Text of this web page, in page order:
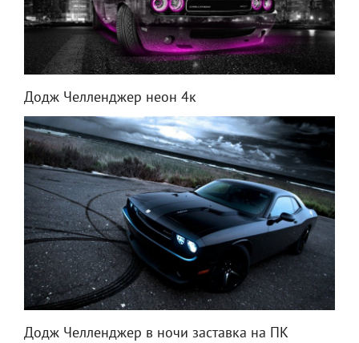
Додж Челленджер неон 4к
Додж Челленджер в ночи заставка на ПК